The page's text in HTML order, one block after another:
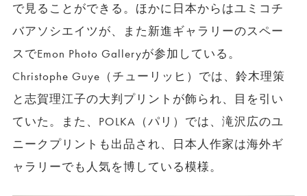
で見ることができる。ほかに日本からはユミコチ
バアソシエイツが、また新進ギャラリーのスペー
スでEmon Photo Galleryが参加している。
Christophe Guye（チューリッヒ）では、鈴木理策
と志賀理江子の大判プリントが飾られ、目を引い
ていた。また、POLKA（パリ）では、滝沢広のユ
ニークプリントも出品され、日本人作家は海外ギ
ャラリーでも人気を博している模様。